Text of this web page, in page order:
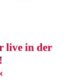
live in der